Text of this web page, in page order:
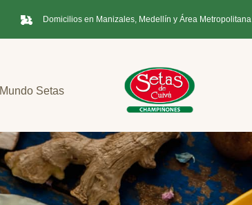
Domicilios en Manizales, Medellín y Área Metropolitana
Mundo Setas